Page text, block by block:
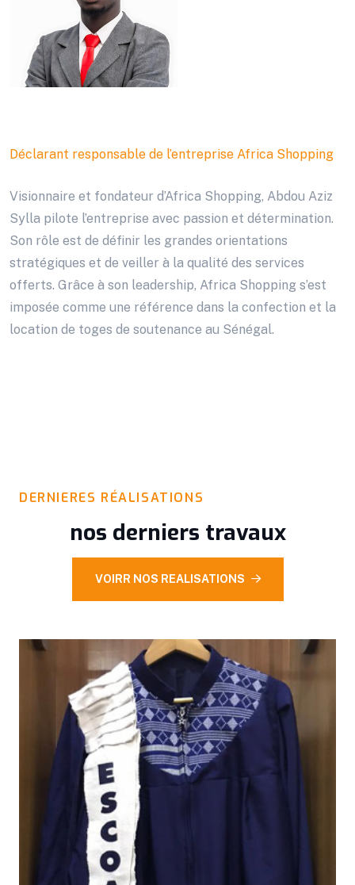
Déclarant responsable de l’entreprise Africa Shopping
Visionnaire et fondateur d’Africa Shopping, Abdou Aziz
Sylla pilote l’entreprise avec passion et détermination.
Son rôle est de définir les grandes orientations
stratégiques et de veiller à la qualité des services
offerts. Grâce à son leadership, Africa Shopping s’est
imposée comme une référence dans la confection et la
location de toges de soutenance au Sénégal.
DERNIERES RÉALISATIONS
nos derniers travaux
VOIRR NOS REALISATIONS